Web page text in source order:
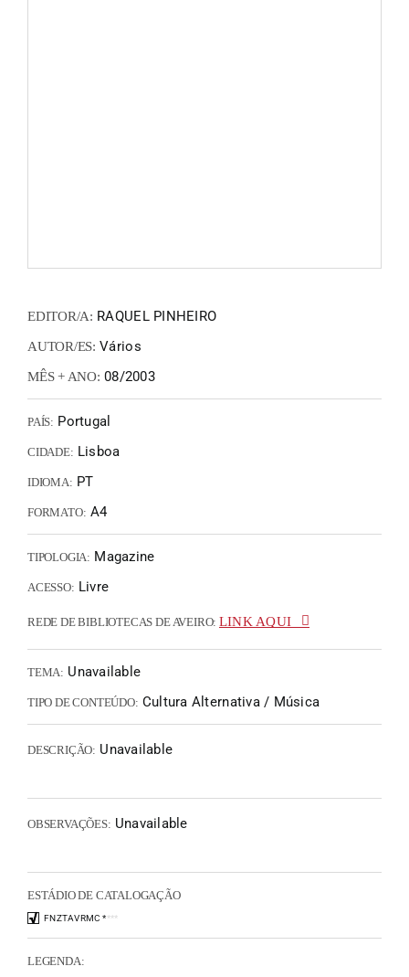
EDITOR/A: RAQUEL PINHEIRO
AUTOR/ES: Vários
MÊS + ANO: 08/2003
PAÍS: Portugal
CIDADE: Lisboa
IDIOMA: PT
FORMATO: A4
TIPOLOGIA: Magazine
ACESSO: Livre
REDE DE BIBLIOTECAS DE AVEIRO: LINK AQUI
TEMA: Unavailable
TIPO DE CONTEÚDO: Cultura Alternativa / Música
DESCRIÇÃO: Unavailable
OBSERVAÇÕES: Unavailable
ESTÁDIO DE CATALOGAÇÃO
FNZTAVRMC ****
LEGENDA: